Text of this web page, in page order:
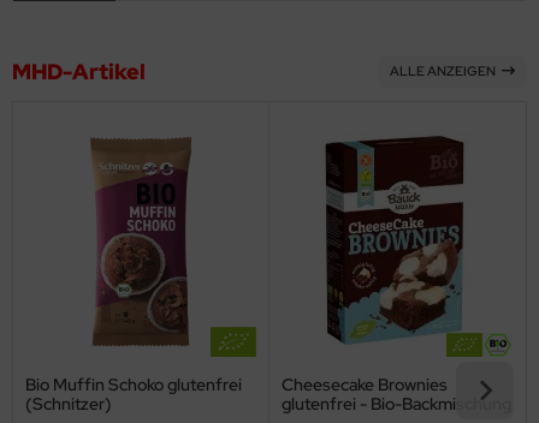
MHD-Artikel ALLE ANZEIGEN
Bio Muffin Schoko glutenfrei
(Schnitzer)
Cheesecake Brownies
glutenfrei - Bio-Backmischung